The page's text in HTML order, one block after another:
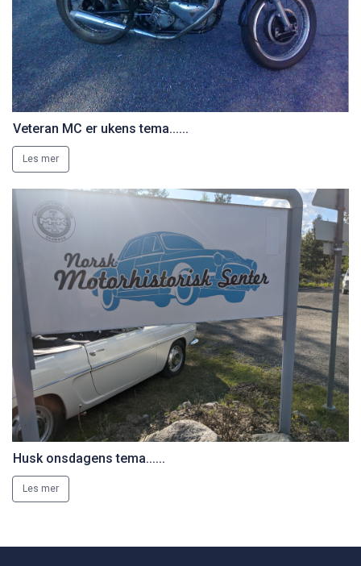
Veteran MC er ukens tema......
Les mer
Husk onsdagens tema......
Les mer